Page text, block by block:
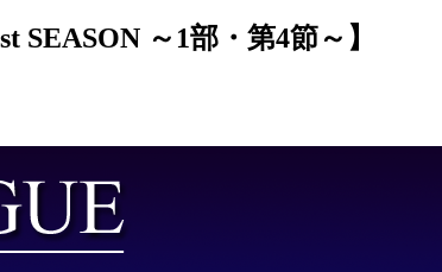
SEASON ～1部・第4節～】